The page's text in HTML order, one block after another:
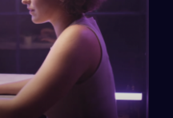
3D hlavy